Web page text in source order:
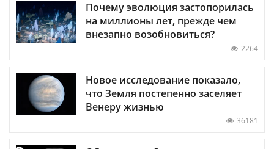
Почему эволюция застопорилась
на миллионы лет, прежде чем
внезапно возобновиться?
2264
Новое исследование показало,
что Земля постепенно заселяет
Венеру жизнью
36181